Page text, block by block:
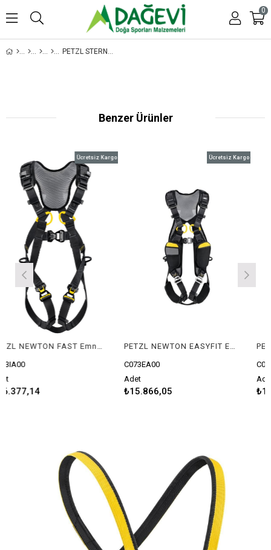
0
PETZL STERNO OMUZ ASKISI
Benzer Ürünler
PETZL NEWTON FAST Emniyet Kemeri - Uluslararası Versiyon (Siyah)
Ücretsiz Kargo
PETZL NEWTON EASYFIT Emniyet Kemeri - Avrupa Versiyonu
C073EA00
₺15.866,05
Ücretsiz Kargo
C073CA01